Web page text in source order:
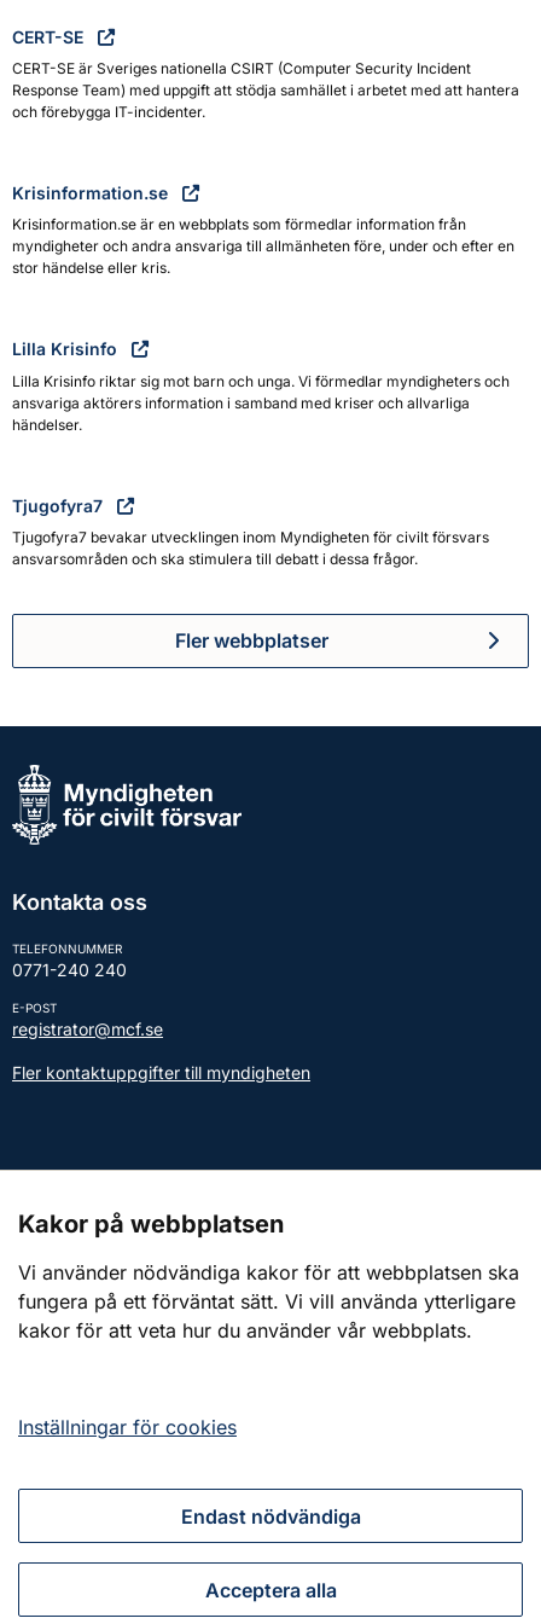
CERT-SE
CERT-SE är Sveriges nationella CSIRT (Computer Security Incident
Response Team) med uppgift att stödja samhället i arbetet med att hantera
och förebygga IT-incidenter.
Krisinformation.se
Krisinformation.se är en webbplats som förmedlar information från
myndigheter och andra ansvariga till allmänheten före, under och efter en
stor händelse eller kris.
Lilla Krisinfo
Lilla Krisinfo riktar sig mot barn och unga. Vi förmedlar myndigheters och
ansvariga aktörers information i samband med kriser och allvarliga
händelser.
Tjugofyra7
Tjugofyra7 bevakar utvecklingen inom Myndigheten för civilt försvars
ansvarsområden och ska stimulera till debatt i dessa frågor.
Fler webbplatser
Kontakta oss
TELEFONNUMMER
0771-240 240
E-POST
registrator@mcf.se
Fler kontaktuppgifter till myndigheten
Webbplatsen
Om webbplatsen
Kakor på webbplatsen
Vi använder nödvändiga kakor för att webbplatsen ska
fungera på ett förväntat sätt. Vi vill använda ytterligare
kakor för att veta hur du använder vår webbplats.
Inställningar för cookies
Endast nödvändiga
Acceptera alla